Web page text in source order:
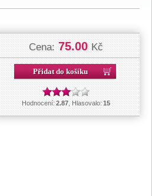
Cena: 75.00 Kč
Hodnocení:2.87, Hlasovalo:15